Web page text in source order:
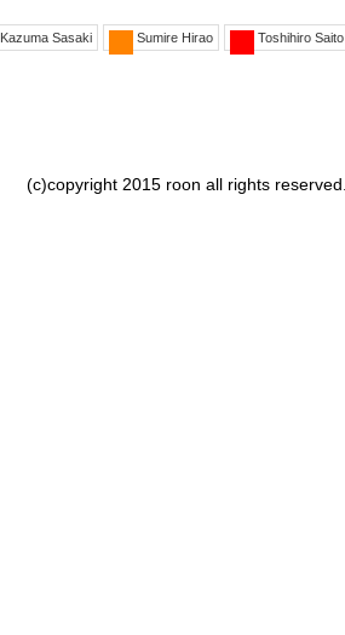
Kazuma Sasaki Sumire Hirao Toshihiro Saito
(c)copyright 2015 roon all rights reserved.